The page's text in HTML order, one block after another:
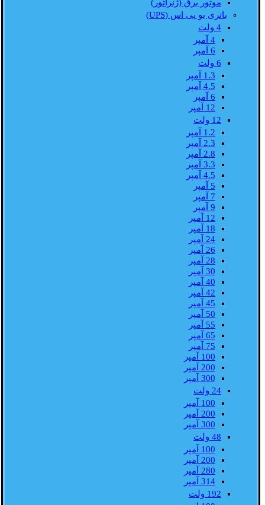
موتور برق (ژنراتور)
باتری یو پی اس (UPS)
4 ولت
4 آمپر
6 آمپر
6 ولت
1.3 آمپر
4.5 آمپر
6 آمپر
12 آمپر
12 ولت
1.2 آمپر
2.3 آمپر
2.8 آمپر
3.3 آمپر
4.5 آمپر
5 آمپر
7 آمپر
9 آمپر
12 آمپر
18 آمپر
24 آمپر
26 آمپر
28 آمپر
30 آمپر
40 آمپر
42 آمپر
45 آمپر
50 آمپر
55 آمپر
65 آمپر
75 آمپر
100 آمپر
200 آمپر
300 آمپر
24 ولت
100 آمپر
200 آمپر
300 آمپر
48 ولت
100 آمپر
200 آمپر
280 آمپر
314 آمپر
192 ولت